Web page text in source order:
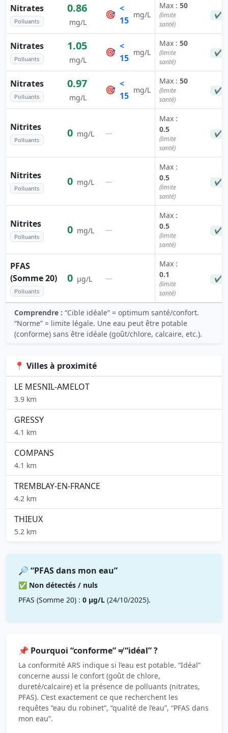
Nitrates
Polluants
0.86
mg/L
🎯
<
15
mg/L
Max : 50
(limite
santé)
✔
Nitrates
Polluants
1.05
mg/L
🎯
<
15
mg/L
Max : 50
(limite
santé)
✔
Nitrates
Polluants
0.97
mg/L
🎯
<
15
mg/L
Max : 50
(limite
santé)
✔
Nitrites
Polluants
0 mg/L —
Max :
0.5
(limite
santé)
✔
Nitrites
Polluants
0 mg/L —
Max :
0.5
(limite
santé)
✔
Nitrites
Polluants
0 mg/L —
Max :
0.5
(limite
santé)
✔
PFAS
(Somme 20)
Polluants
0 µg/L —
Max :
0.1
(limite
santé)
✔
Comprendre : “Cible idéale” = optimum santé/confort.
“Norme” = limite légale. Une eau peut être potable
(conforme) sans être idéale (goût/chlore, calcaire, etc.).
📍 Villes à proximité
LE MESNIL-AMELOT
3.9 km
GRESSY
4.1 km
COMPANS
4.1 km
TREMBLAY-EN-FRANCE
4.2 km
THIEUX
5.2 km
🔎 “PFAS dans mon eau”
✅ Non détectés / nuls
PFAS (Somme 20) : 0 µg/L (24/10/2025).
📌 Pourquoi “conforme” ≠ “idéal” ?
La conformité ARS indique si l’eau est potable. “Idéal”
concerne aussi le confort (goût de chlore,
dureté/calcaire) et la présence de polluants (nitrates,
PFAS). C’est exactement ce que recherchent les
requêtes “eau du robinet”, “qualité de l’eau”, “PFAS dans
mon eau”.